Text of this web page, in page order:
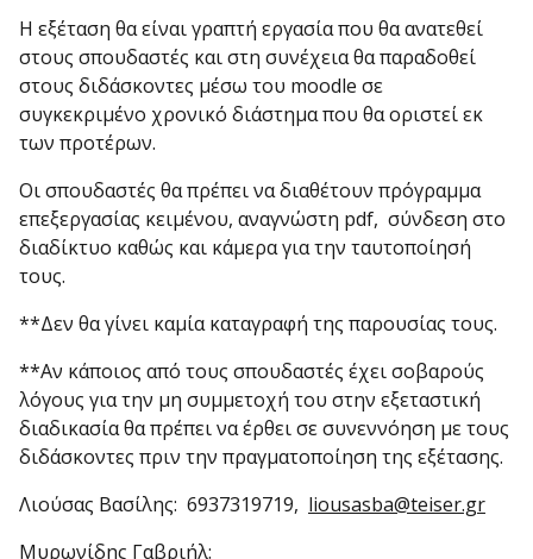
Η εξέταση θα είναι γραπτή εργασία που θα ανατεθεί
στους σπουδαστές και στη συνέχεια θα παραδοθεί
στους διδάσκοντες μέσω του moodle σε
συγκεκριμένο χρονικό διάστημα που θα οριστεί εκ
των προτέρων.
Οι σπουδαστές θα πρέπει να διαθέτουν πρόγραμμα
επεξεργασίας κειμένου, αναγνώστη pdf, σύνδεση στο
διαδίκτυο καθώς και κάμερα για την ταυτοποίησή
τους.
**Δεν θα γίνει καμία καταγραφή της παρουσίας τους.
**Αν κάποιος από τους σπουδαστές έχει σοβαρούς
λόγους για την μη συμμετοχή του στην εξεταστική
διαδικασία θα πρέπει να έρθει σε συνεννόηση με τους
διδάσκοντες πριν την πραγματοποίηση της εξέτασης.
Λιούσας Βασίλης: 6937319719, liousasba@teiser.gr
Μυρωνίδης Γαβριήλ: